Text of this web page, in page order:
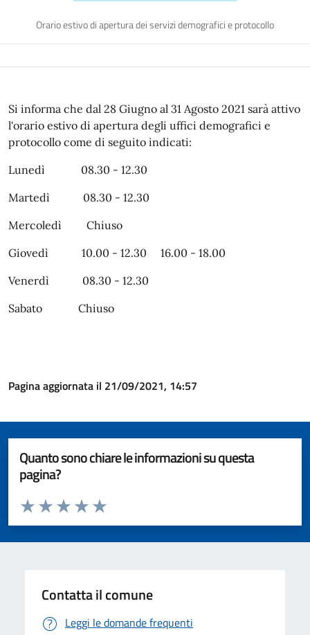
Orario estivo di apertura dei servizi demografici e protocollo
Si informa che dal 28 Giugno al 31 Agosto 2021 sarà attivo
l'orario estivo di apertura degli uffici demografici e
protocollo come di seguito indicati:
Lunedì 08.30 - 12.30
Martedì 08.30 - 12.30
Mercoledì Chiuso
Giovedì 10.00 - 12.30 16.00 - 18.00
Venerdì 08.30 - 12.30
Sabato Chiuso
Pagina aggiornata il 21/09/2021, 14:57
Quanto sono chiare le informazioni su questa
pagina?
Valuta da 1 a 5 stelle la pagina
Valuta 5 stelle su 5
Valuta 4 stelle su 5
Valuta 3 stelle su 5
Valuta 2 stelle su 5
Valuta 1 stelle su 5
Contatta il comune
Leggi le domande frequenti